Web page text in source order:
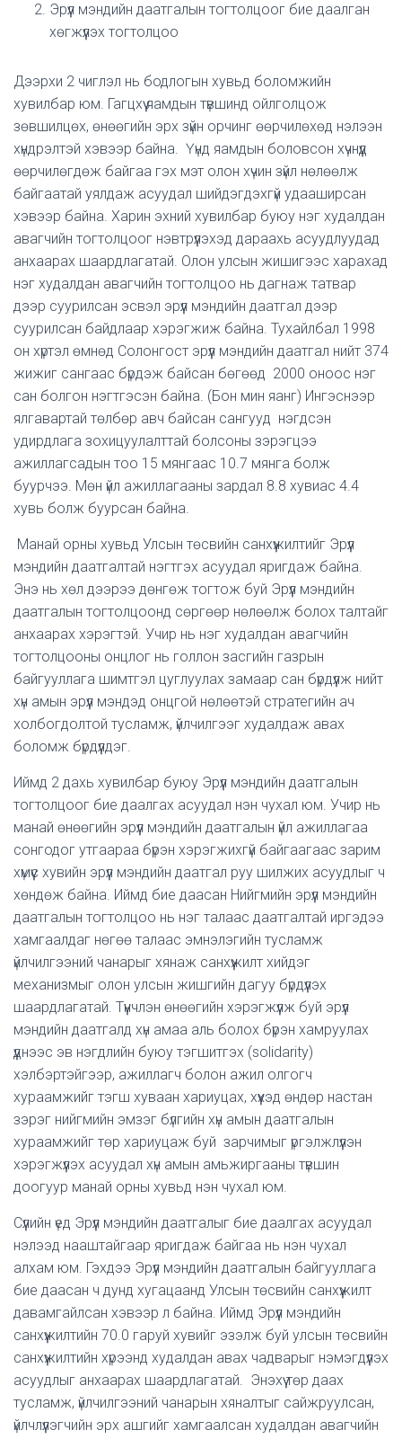
Эрүүл мэндийн даатгалын тогтолцоог бие даалган
хөгжүүлэх тогтолцоо
Дээрхи 2 чиглэл нь бодлогын хувьд боломжийн
хувилбар юм. Гагцхүү яамдын түвшинд ойлголцож
зөвшилцөх, өнөөгийн эрх зүйн орчинг өөрчилөхөд нэлээн
хүндрэлтэй хэвээр байна. Үүнд яамдын боловсон хүчнүүд
өөрчилөгдөж байгаа гэх мэт олон хүчин зүйл нөлөөлж
байгаатай уялдаж асуудал шийдэгдэхгүй удааширсан
хэвээр байна. Харин эхний хувилбар буюу нэг худалдан
авагчийн тогтолцоог нэвтрүүлэхэд дараахь асуудлуудад
анхаарах шаардлагатай. Олон улсын жишигээс харахад
нэг худалдан авагчийн тогтолцоо нь дагнаж татвар
дээр суурилсан эсвэл эрүүл мэндийн даатгал дээр
суурилсан байдлаар хэрэгжиж байна. Тухайлбал 1998
он хүртэл өмнөд Солонгост эрүүл мэндийн даатгал нийт 374
жижиг сангаас бүрдэж байсан бөгөөд 2000 оноос нэг
сан болгон нэгтгэсэн байна. (Бон мин яанг) Ингэснээр
ялгавартай төлбөр авч байсан сангууд нэгдсэн
удирдлага зохицуулалттай болсоны зэрэгцээ
ажиллагсадын тоо 15 мянгаас 10.7 мянга болж
буурчээ. Мөн үйл ажиллагааны зардал 8.8 хувиас 4.4
хувь болж буурсан байна.
Манай орны хувьд Улсын төсвийн санхүүжилтийг Эрүүл
мэндийн даатгалтай нэгтгэх асуудал яригдаж байна.
Энэ нь хөл дээрээ дөнгөж тогтож буй Эрүүл мэндийн
даатгалын тогтолцоонд сөргөөр нөлөөлж болох талтайг
анхаарах хэрэгтэй. Учир нь нэг худалдан авагчийн
тогтолцооны онцлог нь голлон засгийн газрын
байгууллага шимтгэл цуглуулах замаар сан бүрдүүлж нийт
хүн амын эрүүл мэндэд онцгой нөлөөтэй стратегийн ач
холбогдолтой тусламж, үйлчилгээг худалдаж авах
боломж бүрдүүлдэг.
Иймд 2 дахь хувилбар буюу Эрүүл мэндийн даатгалын
тогтолцоог бие даалгах асуудал нэн чухал юм. Учир нь
манай өнөөгийн эрүүл мэндийн даатгалын үйл ажиллагаа
сонгодог утгаараа бүрэн хэрэгжихгүй байгаагаас зарим
хүмүүс хувийн эрүүл мэндийн даатгал руу шилжих асуудлыг ч
хөндөж байна. Иймд бие даасан Нийгмийн эрүүл мэндийн
даатгалын тогтолцоо нь нэг талаас даатгалтай иргэдээ
хамгаалдаг нөгөө талаас эмнэлэгийн тусламж
үйлчилгээний чанарыг хянаж санхүүжилт хийдэг
механизмыг олон улсын жишгийн дагуу бүрдүүлэх
шаардлагатай. Түүнчлэн өнөөгийн хэрэгжүүлж буй эрүүл
мэндийн даатгалд хүн амаа аль болох бүрэн хамруулах
үүднээс эв нэгдлийн буюу тэгшитгэх (solidarity)
хэлбэртэйгээр, ажиллагч болон ажил олгогч
хураамжийг тэгш хуваан хариуцах, хүүхэд өндөр настан
зэрэг нийгмийн эмзэг бүлгийн хүн амын даатгалын
хураамжийг төр хариуцаж буй зарчимыг үргэлжлүүлэн
хэрэгжүүлэх асуудал хүн амын амьжиргааны түвшин
доогуур манай орны хувьд нэн чухал юм.
Сүүлийн үед Эрүүл мэндийн даатгалыг бие даалгах асуудал
нэлээд нааштайгаар яригдаж байгаа нь нэн чухал
алхам юм. Гэхдээ Эрүүл мэндийн даатгалын байгууллага
бие даасан ч дунд хугацаанд Улсын төсвийн санхүүжилт
давамгайлсан хэвээр л байна. Иймд Эрүүл мэндийн
санхүүжилтийн 70.0 гаруй хувийг эзэлж буй улсын төсвийн
санхүүжилтийн хүрээнд худалдан авах чадварыг нэмэгдүүлэх
асуудлыг анхаарах шаардлагатай. Энэхүү төр даах
тусламж, үйлчилгээний чанарын хяналтыг сайжруулсан,
үйлчлүүлэгчийн эрх ашгийг хамгаалсан худалдан авагчийн